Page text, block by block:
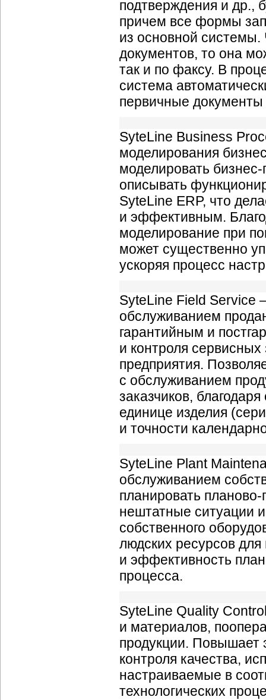
подтверждения и др.,
причем все формы
из основной системы.
документов, то она
так и по факсу. В
система
первичные документы
SyteLine Business
моделирования
моделировать
описывать
SyteLine ERP, что
и эффективным.
моделирование при
может существенно
ускоряя процесс
SyteLine Field Service
обслуживанием
гарантийным и
и контроля сервисных
предприятия.
с обслуживанием
заказчиков,
единице изделия
и точности
SyteLine Plant
обслуживанием
планировать
нештатные ситуации
собственного
людских ресурсов
и эффективность
процесса.
SyteLine Quality
и материалов,
продукции.
контроля качества,
настраиваемые в
технологических